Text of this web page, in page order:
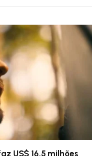
US$ 16,5 milhões